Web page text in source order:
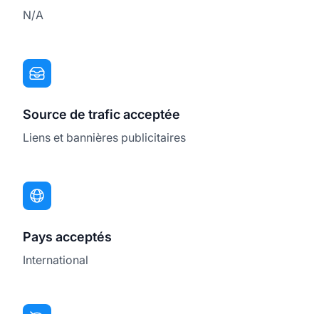
N/A
Source de trafic acceptée
Liens et bannières publicitaires
Pays acceptés
International